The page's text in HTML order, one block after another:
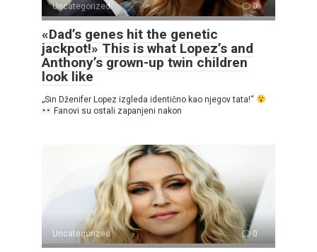
Uncategorized 0
«Dad’s genes hit the genetic
jackpot!» This is what Lopez’s and
Anthony’s grown-up twin children
look like
„Sin Dženifer Lopez izgleda identično kao njegov tata!“
Fanovi su ostali zapanjeni nakon
Uncategorized 0